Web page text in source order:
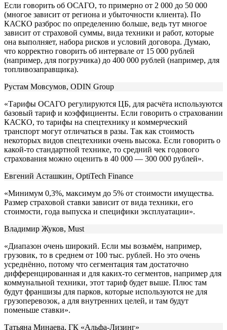
Если говорить об ОСАГО, то примерно от 2 000 до 50 000
(многое зависит от региона и убыточности клиента). По
КАСКО разброс по определению больше, ведь тут многое
зависит от страховой суммы, вида техники и работ, которые
она выполняет, набора рисков и условий договора. Думаю,
что корректно говорить об интервале от 15 000 рублей
(например, для погрузчика) до 400 000 рублей (например, для
топливозаправщика).
Рустам Мовсумов, ODIN Group
«Тарифы ОСАГО регулируются ЦБ, для расчёта используются
базовый тариф и коэффициенты. Если говорить о страховании
КАСКО, то тарифы на спецтехнику и коммерческий
транспорт могут отличаться в разы. Так как стоимость
некоторых видов спецтехники очень высока. Если говорить о
какой-то стандартной технике, то средний чек годового
страхования можно оценить в 40 000 — 300 000 рублей».
Евгений Асташкин, OptiTech Finance
«Минимум 0,3%, максимум до 5% от стоимости имущества.
Размер страховой ставки зависит от вида техники, его
стоимости, года выпуска и специфики эксплуатации».
Владимир Жуков, Must
«Диапазон очень широкий. Если мы возьмём, например,
грузовик, то в среднем от 100 тыс. рублей. Но это очень
усреднённо, потому что сегментация там достаточно
дифференцированная и для каких-то сегментов, например для
коммунальной техники, этот тариф будет выше. Плюс там
будут франшизы для парков, которые используются не для
грузоперевозок, а для внутренних целей, и там будут
поменьше ставки».
Татьяна Минаева, ГК «Альфа-Лизинг»